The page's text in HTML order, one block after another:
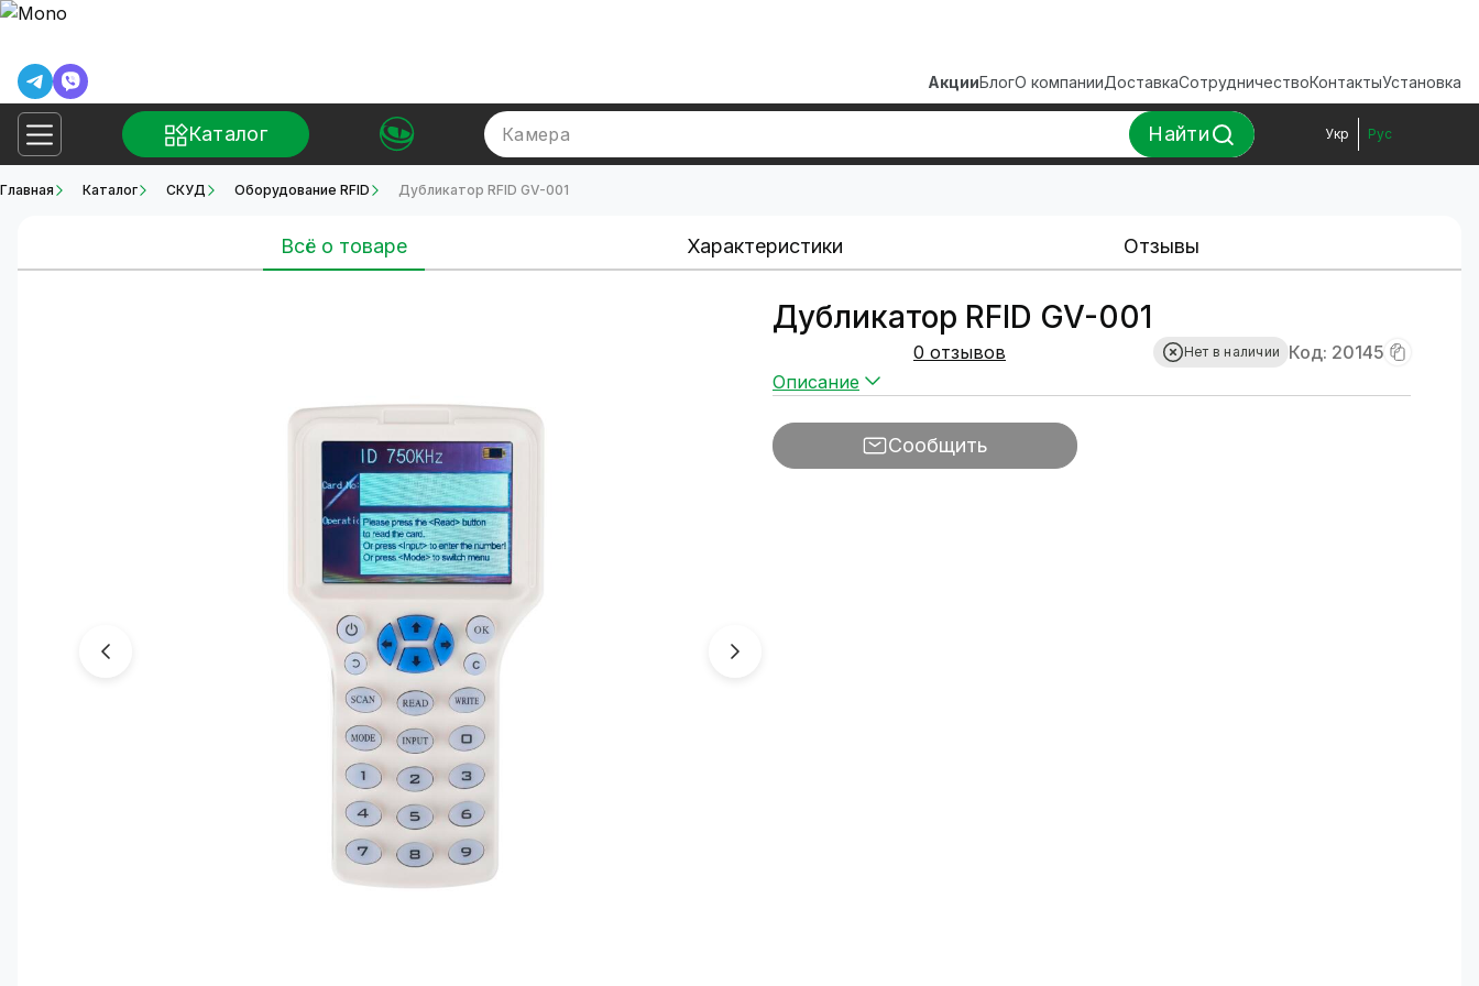
АкцииБлогО компанииДоставкаСотрудничествоКонтактыУстановка
Каталог Камера Найти Укр Рус
Главная Каталог СКУД Оборудование RFID Дубликатор RFID GV-001
Всё о товаре Характеристики Отзывы
Дубликатор RFID GV-001
0 отзывов Нет в наличии
Код: 20145
Описание
Сообщить